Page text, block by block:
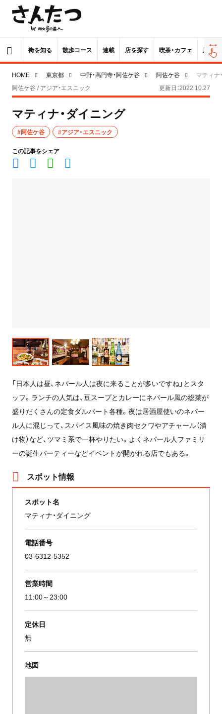
街を知る 散歩コース 連載 店を探す 喫茶・カフェ 居酒屋
HOME 東京都 中野・高円寺・阿佐ケ谷 阿佐ケ谷
マティナ
阿佐ケ谷 / アジア・エスニック
更新日：2022.10.27
マティナ・ダイニング
#阿佐ケ谷 #アジア・エスニック
この記事をシェア
「日本人は昼、ネパール人は夜に来ることが多いですね」とスタ
ッフ。ランチの人気は、豆スープとカレーにネパール風の総菜が
盛りだくさんの定食ダルバート各種。夜は居酒屋使いのネパー
ル人に混じって、スパイス風味の焼き肉セクワやアチャール（漬
け物）など、ツマミ系で一杯やりたい。よくネパール人ファミリ
ーの誕生パーティーなどイベントが開かれる店でもある。
スポット情報
スポット名
マティナ・ダイニング
電話番号
03-6312-5352
営業時間
11:00～23:00
定休日
無
地図